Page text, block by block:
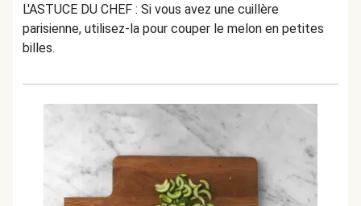
L'ASTUCE DU CHEF : Si vous avez une cuillère
parisienne, utilisez-la pour couper le melon en petites
billes.